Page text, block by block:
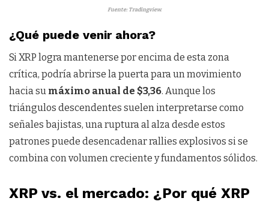
Fuente: Tradingview.
¿Qué puede venir ahora?
Si XRP logra mantenerse por encima de esta zona
crítica, podría abrirse la puerta para un movimiento
hacia su máximo anual de $3,36. Aunque los
triángulos descendentes suelen interpretarse como
señales bajistas, una ruptura al alza desde estos
patrones puede desencadenar rallies explosivos si se
combina con volumen creciente y fundamentos sólidos.
XRP vs. el mercado: ¿Por qué XRP